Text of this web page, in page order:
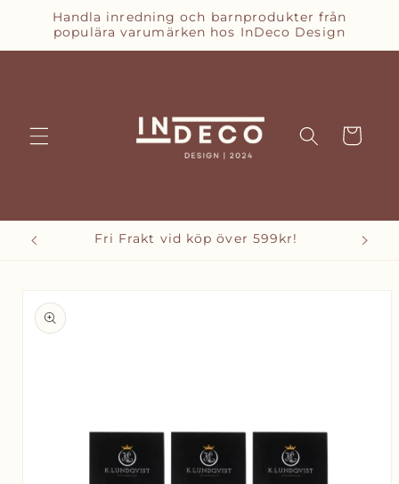
vidareHandla inredning och barnprodukter från
populära varumärken hos InDeco Design
Varukorg
Fri Frakt vid köp över 599kr!